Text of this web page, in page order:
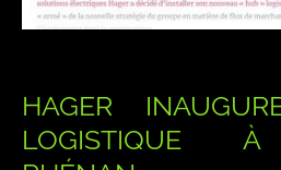
HAGER
LOGISTIQUE À